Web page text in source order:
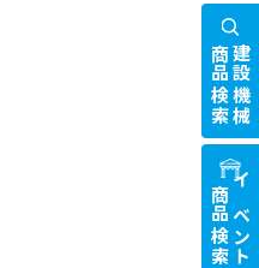
建設機械
商品検索
イベント
商品検索